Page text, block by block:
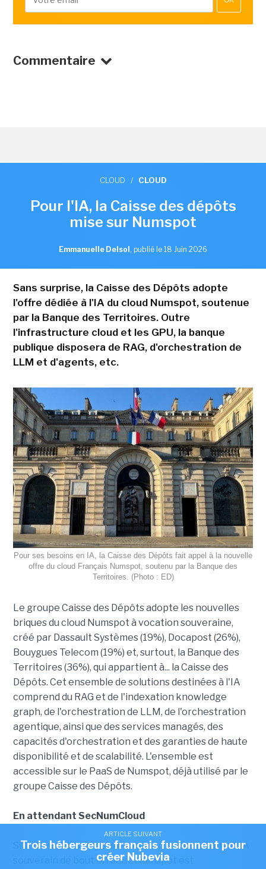
Commentaire
CLOUD / CLOUD
Pour l'IA, la Caisse des dépôts
mise sur Numspot
Emmanuelle Delsol , publié le 18 Juin 2026
Sans surprise, la Caisse des Dépôts adopte
l'offre dédiée à l'IA du cloud Numspot, soutenue
par la Banque des Territoires. Outre
l'infrastructure cloud et les GPU, la banque
publique disposera de RAG, d'orchestration de
LLM et d'agents, etc.
Pour ses besoins en IA, la Caisse des Dépôts fait appel à la nouvelle
offre du cloud Français Numspot, soutenu par la Banque des
Territoires. (Photo : ED)
Le groupe Caisse des Dépôts adopte les nouvelles
briques du cloud Numspot à vocation souveraine,
créé par Dassault Systèmes (19%), Docapost (26%),
Bouygues Telecom (19%) et, surtout, la Banque des
Territoires (36%), qui appartient à... la Caisse des
Dépôts. Cet ensemble de solutions destinées à l'IA
comprend du RAG et de l'indexation knowledge
graph, de l'orchestration de LLM, de l'orchestration
agentique, ainsi que des services managés, des
capacités d'orchestration et des garanties de haute
disponibilité et de scalabilité. L'ensemble est
accessible sur le PaaS de Numspot, déjà utilisé par le
groupe Caisse des Dépôts.
En attendant SecNumCloud
Si la Caisse des Dépôts évoque un environnement IA
souverain de bout en bout, Numspot est
ARTICLE SUIVANT
Trois hébergeurs français fusionnent pour
créer Nubevia